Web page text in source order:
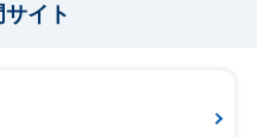
イト